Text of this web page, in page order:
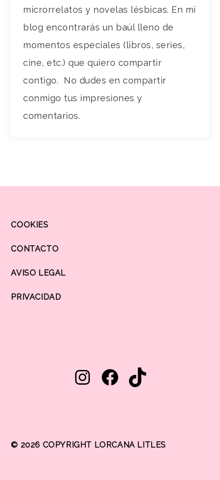
microrrelatos y novelas lésbicas. En mi
blog encontrarás un baúl lleno de
momentos especiales (libros, series,
cine, etc.) que quiero compartir
contigo. No dudes en compartir
conmigo tus impresiones y
comentarios.
COOKIES
CONTACTO
AVISO LEGAL
PRIVACIDAD
© 2026 COPYRIGHT LORCANA LITLES